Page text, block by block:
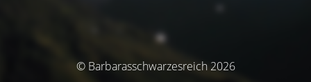
© Barbarasschwarzesreich 2026